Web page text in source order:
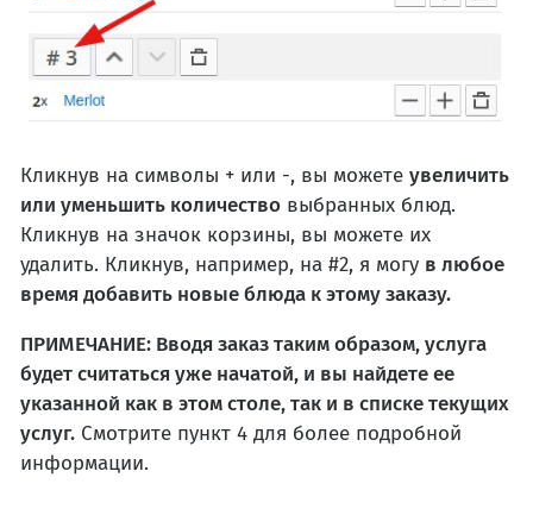
Кликнув на символы + или -, вы можете увеличить
или уменьшить количество выбранных блюд.
Кликнув на значок корзины, вы можете их
удалить. Кликнув, например, на #2, я могу в любое
время добавить новые блюда к этому заказу.
ПРИМЕЧАНИЕ: Вводя заказ таким образом, услуга
будет считаться уже начатой, и вы найдете ее
указанной как в этом столе, так и в списке текущих
услуг. Смотрите пункт 4 для более подробной
информации.